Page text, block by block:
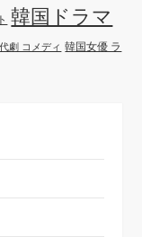
韓国ドラマ
劇 コメディ 韓国女優 ラ